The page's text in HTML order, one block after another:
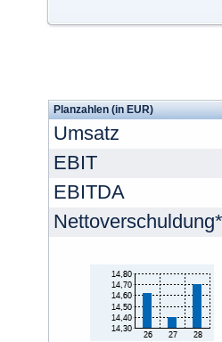
Planzahlen (in EUR)
Umsatz
EBIT
EBITDA